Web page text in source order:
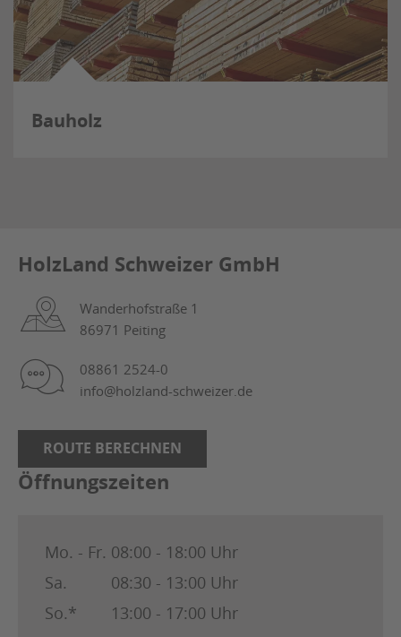
Bauholz
HolzLand Schweizer GmbH
Wanderhofstraße 1
86971 Peiting
08861 2524-0
info@holzland-schweizer.de
ROUTE BERECHNEN
Öffnungszeiten
Mo. - Fr. 08:00 - 18:00 Uhr
Sa.
08:30 - 13:00 Uhr
So.*
13:00 - 17:00 Uhr